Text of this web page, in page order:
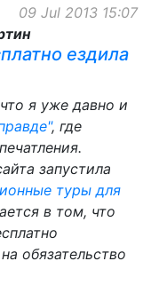
09 Jul 2013 15:07
ездила
я уже давно и
, где
запустила
туры для
в том, что
обязательство